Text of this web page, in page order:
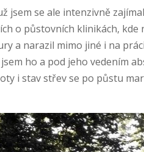
jsem se ale intenzivně
o půstovních klinikách,
a narazil mimo jiné i na
ho a pod jeho vedením
i stav střev se po půstu